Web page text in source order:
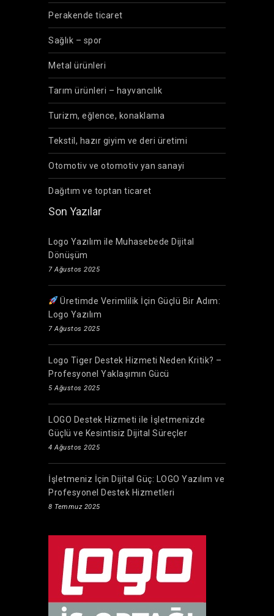
Perakende ticaret
Sağlık – spor
Metal ürünleri
Tarım ürünleri – hayvancılık
Turizm, eğlence, konaklama
Tekstil, hazır giyim ve deri üretimi
Otomotiv ve otomotiv yan sanayi
Dağıtım ve toptan ticaret
Son Yazılar
Logo Yazılım ile Muhasebede Dijital
Dönüşüm
7 Ağustos 2025
Üretimde Verimlilik İçin Güçlü Bir Adım:
Logo Yazılım
7 Ağustos 2025
Logo Tiger Destek Hizmeti Neden Kritik? –
Profesyonel Yaklaşımın Gücü
5 Ağustos 2025
LOGO Destek Hizmeti ile İşletmenizde
Güçlü ve Kesintisiz Dijital Süreçler
4 Ağustos 2025
İşletmeniz İçin Dijital Güç: LOGO Yazılım ve
Profesyonel Destek Hizmetleri
8 Temmuz 2025